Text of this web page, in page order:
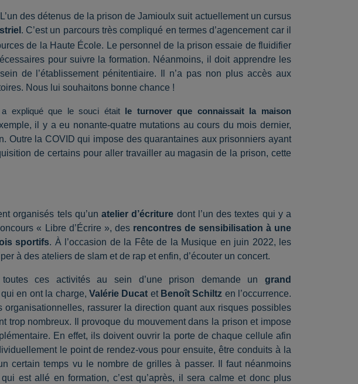
des détenus de la prison de Jamioulx suit actuellement un cursus
. C’est un parcours très compliqué en termes d’agencement car il
de la Haute École. Le personnel de la prison essaie de fluidifier
pour suivre la formation. Néanmoins, il doit apprendre les
de l’établissement pénitentiaire. Il n’a pas non plus accès aux
Nous lui souhaitons bonne chance !
expliqué que le souci étaitle turnover que connaissait la maison
il y a eu nonante-quatre mutations au cours du mois dernier,
Outre la COVID qui impose des quarantaines aux prisonniers ayant
de certains pour aller travailler au magasin de la prison, cette
organisés tels qu’un atelier d’écriture dont l’un des textes qui y a
« Libre d’Écrire », desrencontres de sensibilisation à une
sportifs. À l’occasion de la Fête de la Musique en juin 2022, les
à des ateliers de slam et de rap et enfin, d’écouter un concert.
ces activités au sein d’une prison demande un grand
en ont la charge, Valérie Ducat et Benoît Schiltz en l’occurrence.
rassurer la direction quant aux risques possibles
trop nombreux. Il provoque du mouvement dans la prison et impose
En effet, ils doivent ouvrir la porte de chaque cellule afin
le point de rendez-vous pour ensuite, être conduits à la
certain temps vu le nombre de grilles à passer. Il faut néanmoins
est allé en formation, c’est qu’après, il sera calme et donc plus